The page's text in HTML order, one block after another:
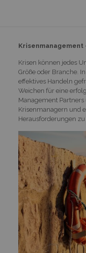
Krisen können jedes
Größe oder Branche.
effektives Handeln
Weichen für eine
Management
Krisenmanagern und
Herausforderungen